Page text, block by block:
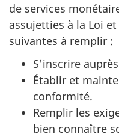
de services
assujetties à la Loi
suivantes à remplir :
S'inscrire auprès
Établir et
conformité.
Remplir les
bien connaître